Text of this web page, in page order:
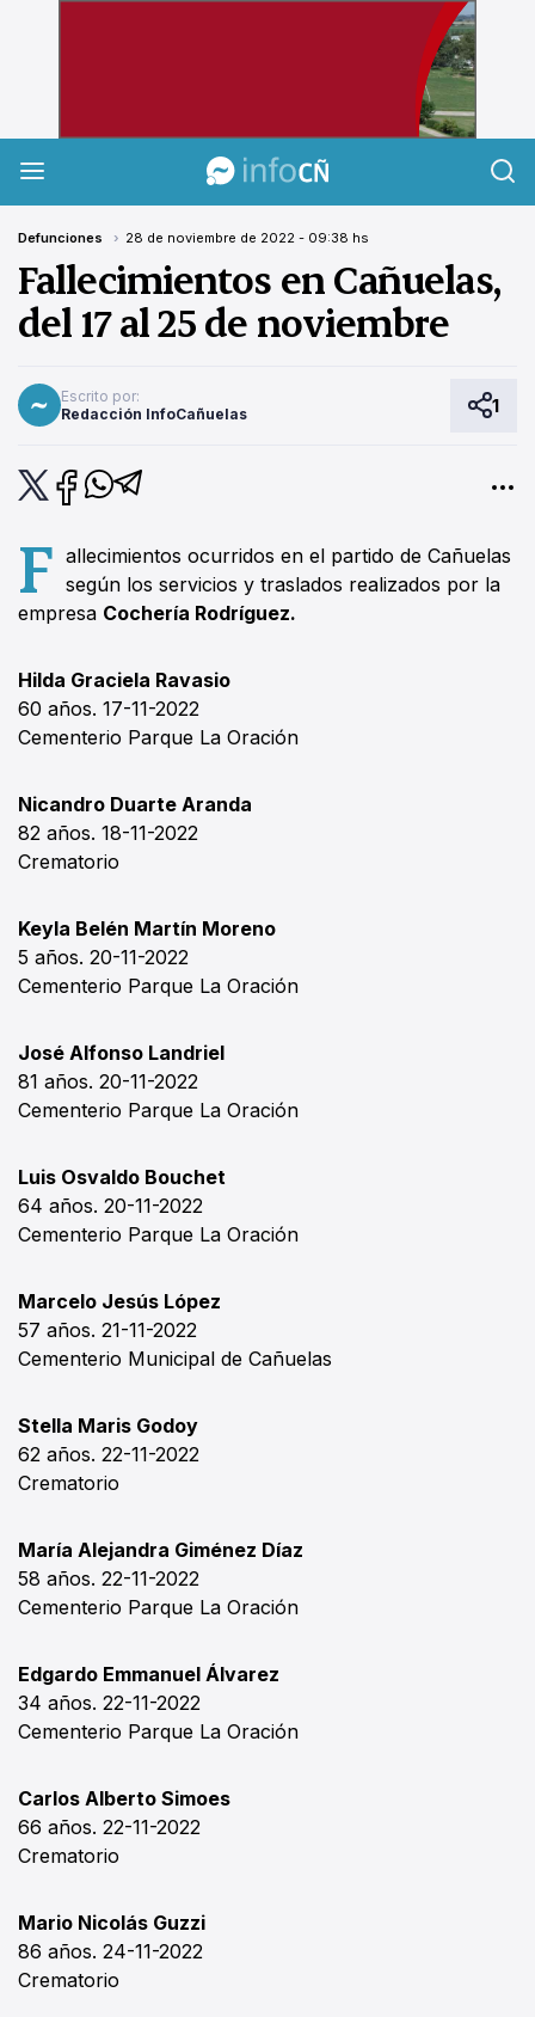
Defunciones 28 de noviembre de 2022 - 09:38 hs
Fallecimientos en Cañuelas,
del 17 al 25 de noviembre
Escrito por:
Redacción InfoCañuelas
1
F allecimientos ocurridos en el partido de Cañuelas
según los servicios y traslados realizados por la
empresa Cochería Rodríguez.
Hilda Graciela Ravasio
60 años. 17-11-2022
Cementerio Parque La Oración
Nicandro Duarte Aranda
82 años. 18-11-2022
Crematorio
Keyla Belén Martín Moreno
5 años. 20-11-2022
Cementerio Parque La Oración
José Alfonso Landriel
81 años. 20-11-2022
Cementerio Parque La Oración
Luis Osvaldo Bouchet
64 años. 20-11-2022
Cementerio Parque La Oración
Marcelo Jesús López
57 años. 21-11-2022
Cementerio Municipal de Cañuelas
Stella Maris Godoy
62 años. 22-11-2022
Crematorio
María Alejandra Giménez Díaz
58 años. 22-11-2022
Cementerio Parque La Oración
Edgardo Emmanuel Álvarez
34 años. 22-11-2022
Cementerio Parque La Oración
Carlos Alberto Simoes
66 años. 22-11-2022
Crematorio
Mario Nicolás Guzzi
86 años. 24-11-2022
Crematorio